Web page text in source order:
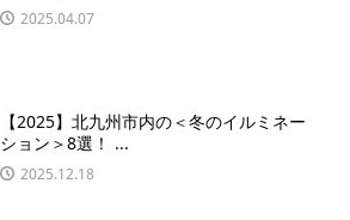
2025.04.07
【2025】北九州市内の＜冬のイルミネー
ション＞8選！ ...
2025.12.18